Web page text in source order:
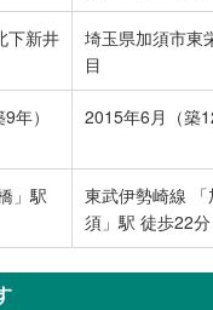
下新井
埼玉県加須市東
目
年） 2015年6月（築
」駅
東武伊勢崎線 「
須」駅 徒歩22分